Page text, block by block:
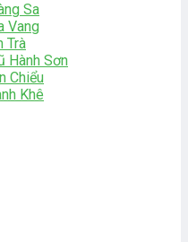
Sa
Vang
Trà
Hành Sơn
Chiểu
Khê